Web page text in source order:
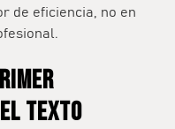
de eficiencia, no en
texto